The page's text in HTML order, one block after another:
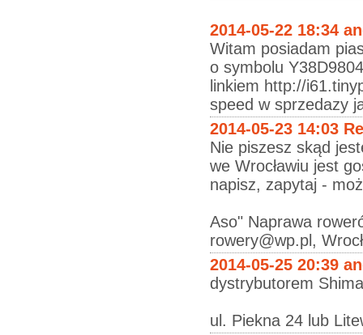
2014-05-22 18:34
Witam posiadam
o symbolu
linkiem http://
speed w sprzedazy
2014-05-23 14:03
Nie piszesz skąd
we Wrocławiu jest
napisz, zapytaj -
Aso" Naprawa
rowery@wp.pl,
2014-05-25 20:39
dystrybutorem
ul. Piekna 24 lub